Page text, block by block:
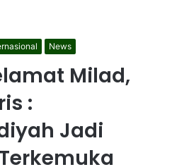
News
Milad,
:
Jadi